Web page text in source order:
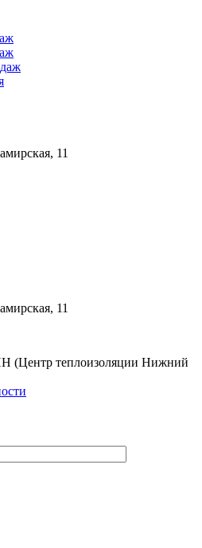
11
11
теплоизоляции Нижний